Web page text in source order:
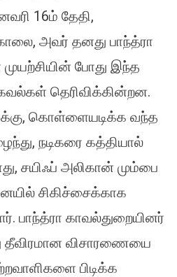
16ம் தேதி,
அவர் தனது பாந்த்ரா
போது இந்த
தெரிவிக்கின்றன.
கொள்ளையடிக்க வந்த
நடிகரை கத்தியால்
சயிஃப் அலிகான் மும்பை
சிகிச்சைக்காக
பாந்த்ரா காவல்துறையினர்
தீவிரமான விசாரணையை
பிடிக்க